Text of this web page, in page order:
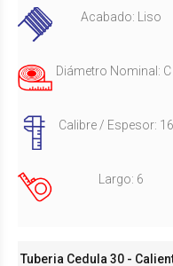
Acabado: Liso
Diámetro Nominal: C
Calibre / Espesor:
Largo: 6
Tuberia Cedula 30 -